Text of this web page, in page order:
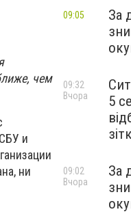
чем
и
ни
За
09:05
5
09:32
Вчора
За
09:02
Вчора